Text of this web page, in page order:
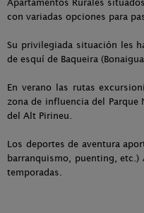
Apartamentos Rurales
con variadas opciones para
Su privilegiada situación les
de esquí de Baqueira
En verano las rutas
zona de influencia del Parque
del Alt Pirineu.
Los deportes de aventura
barranquismo, puenting, etc.)
temporadas.